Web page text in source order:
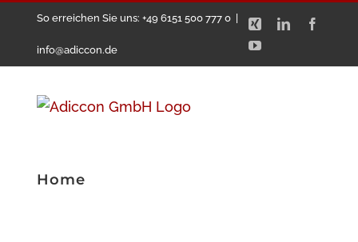
springen
So erreichen Sie uns: +49 6151 500 777 0
info@adiccon.de
Xing LinkedIn
YouTube
Home